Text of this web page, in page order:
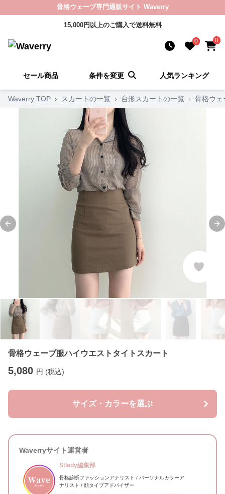
骨格ウェーブ専門通販サイト Waverry
15,000円以上のご購入で送料無料
0 0
セール商品 条件を変更 人気ランキング
Waverry TOP › スカートの一覧 › 台形スカートの一覧 › 骨格ウェ
Previous slide
骨格ウェーブ服ハイウエストタイトスカート
5,080 円 (税込)
サイズ・カラーを選ぶ
Waverryサイト運営者
Stlady編集部
骨格診断ファッションアナリスト / パーソナルカラーア
ナリスト / 顔タイプアドバイザー